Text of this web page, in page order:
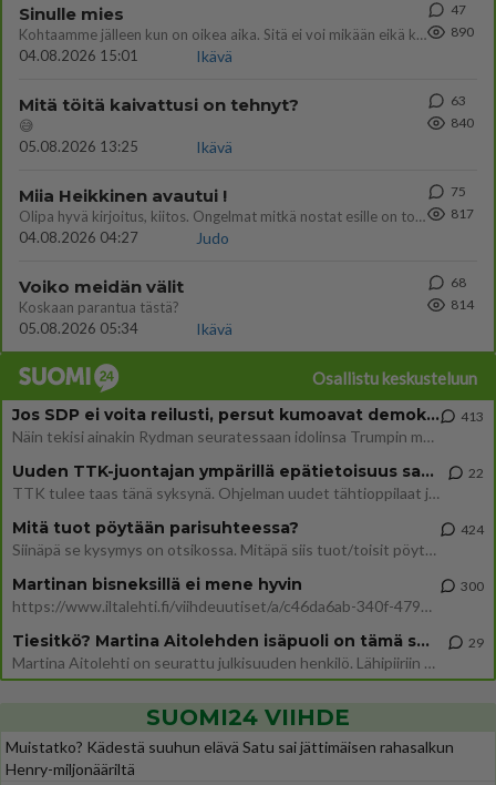
Sinulle mies
Kohtaamme jälleen kun on oikea aika. Sitä ei voi mikään eikä kukaan estää <3 <3
04.08.2026 15:01
Ikävä
47
890
Mitä töitä kaivattusi on tehnyt?
😅
05.08.2026 13:25
Ikävä
63
840
Miia Heikkinen avautui !
Olipa hyvä kirjoitus, kiitos. Ongelmat mitkä nostat esille on todellisia ja tämä ylimielisyys totta ja se näkyy kaikessa
04.08.2026 04:27
Judo
75
817
Voiko meidän välit
Koskaan parantua tästä?
05.08.2026 05:34
Ikävä
68
814
Osallistu keskusteluun
Jos SDP ei voita reilusti, persut kumoavat demokratian Suomesta
Näin tekisi ainakin Rydman seuratessaan idolinsa Trumpin mallia https://www.is.fi/politiikka/art-2000012187244.html
413
Uuden TTK-juontajan ympärillä epätietoisuus sakenee - Nyt MTV hämmentää soppaa
TTK tulee taas tänä syksynä. Ohjelman uudet tähtioppilaat julkistetaan torstaina 6. elokuuta klo 14 alkavassa lehdistö
22
Mitä tuot pöytään parisuhteessa?
Siinäpä se kysymys on otsikossa. Mitäpä siis tuot/toisit pöytään parisuhteessa? Oletko mies vai nainen? Koetko sen mitä
424
Martinan bisneksillä ei mene hyvin
https://www.iltalehti.fi/viihdeuutiset/a/c46da6ab-340f-4790-aaa7-0865eed2336 Yrityksen konkurssihakemus on tullut kärä
300
Tiesitkö? Martina Aitolehden isäpuoli on tämä suosittu laulaja
Martina Aitolehti on seurattu julkisuuden henkilö. Lähipiiriin mahtuu muitakin tunnettuja henkilöitä. Tiesitkö, että Ma
29
SUOMI24 VIIHDE
Muistatko? Kädestä suuhun elävä Satu sai jättimäisen rahasalkun
Henry-miljonääriltä